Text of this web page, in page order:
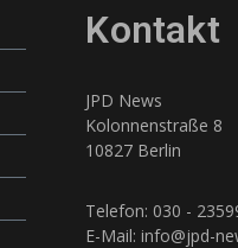
Kontakt
JPD News
Kolonnenstraße 8
10827 Berlin
Telefon: 030 -
E-Mail: info@jpd-